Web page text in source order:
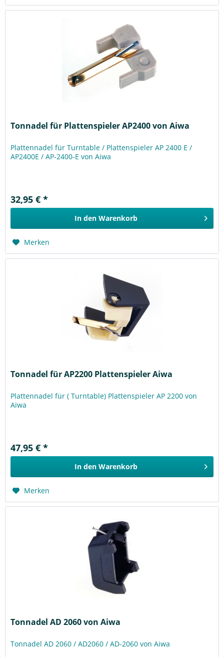
Tonnadel für Plattenspieler AP2400 von Aiwa
Plattennadel für Turntable / Plattenspieler AP 2400 E /
AP2400E / AP-2400-E von Aiwa
32,95 € *
In den Warenkorb
Merken
Tonnadel für AP2200 Plattenspieler Aiwa
Plattennadel für ( Turntable) Plattenspieler AP 2200 von
Aiwa
47,95 € *
In den Warenkorb
Merken
Tonnadel AD 2060 von Aiwa
Tonnadel AD 2060 / AD2060 / AD-2060 von Aiwa